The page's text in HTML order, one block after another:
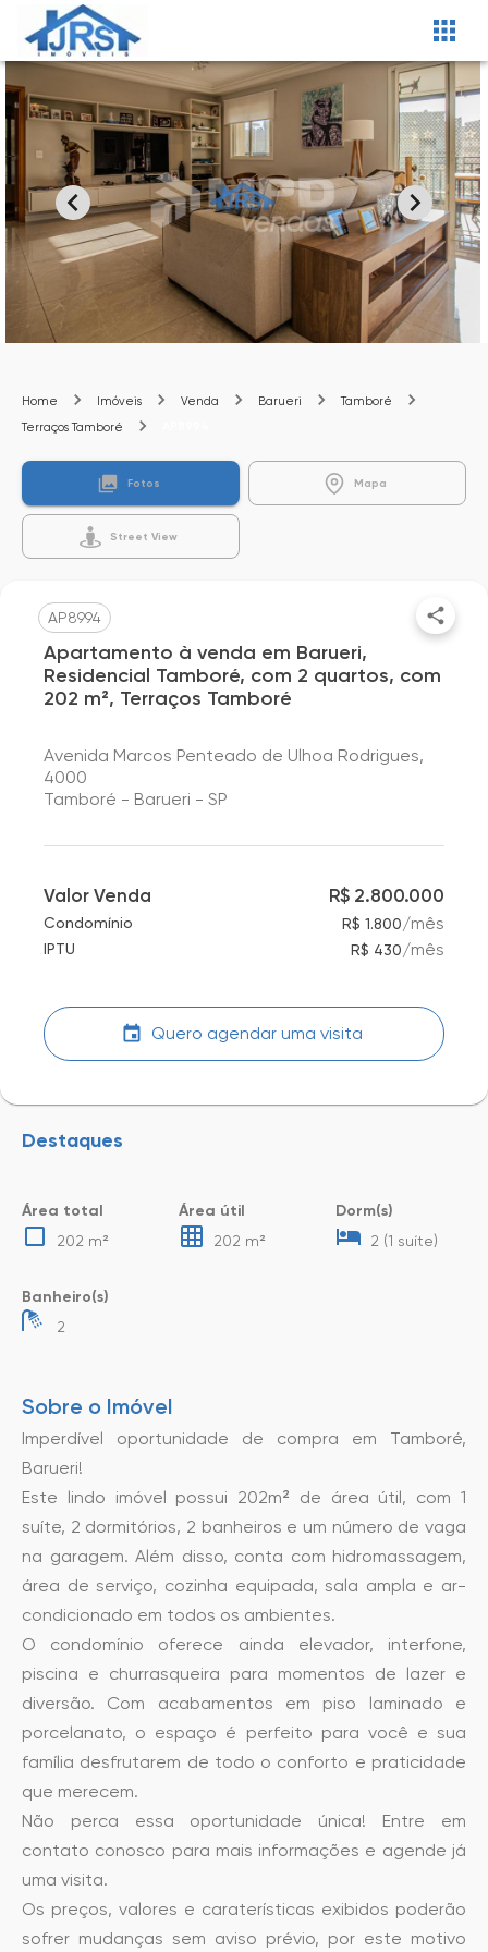
Home Imóveis Venda Barueri
Tamboré
Terraços Tamboré
Fotos Mapa
Street View
AP8994
Apartamento à venda em Barueri,
Residencial Tamboré, com 2 quartos, com
202 m², Terraços Tamboré
Avenida Marcos Penteado de Ulhoa Rodrigues,
4000
Tamboré - Barueri - SP
Valor Venda R$ 2.800.000
Condomínio R$ 1.800/mês
IPTU R$ 430/mês
Quero agendar uma visita
Destaques
Área total
202 m²
Área útil
202 m²
Dorm(s)
2 (1 suíte)
Banheiro(s)
2
Sobre o Imóvel
Imperdível oportunidade de compra em Tamboré,
Barueri!
Este lindo imóvel possui 202m² de área útil, com 1
suíte, 2 dormitórios, 2 banheiros e um número de vaga
na garagem. Além disso, conta com hidromassagem,
área de serviço, cozinha equipada, sala ampla e ar-
condicionado em todos os ambientes.
O condomínio oferece ainda elevador, interfone,
piscina e churrasqueira para momentos de lazer e
diversão. Com acabamentos em piso laminado e
porcelanato, o espaço é perfeito para você e sua
família desfrutarem de todo o conforto e praticidade
que merecem.
Não perca essa oportunidade única! Entre em
contato conosco para mais informações e agende já
uma visita.
Os preços, valores e caraterísticas exibidos poderão
sofrer mudanças sem aviso prévio, por este motivo